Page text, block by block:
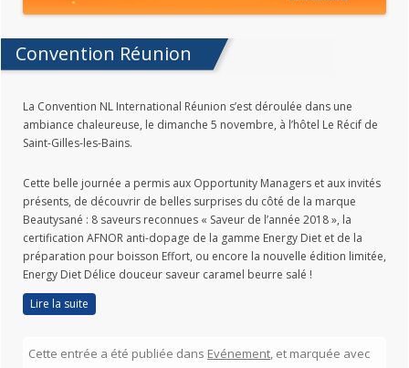
Convention Réunion
La Convention NL International Réunion s’est déroulée dans une
ambiance chaleureuse, le dimanche 5 novembre, à l’hôtel Le Récif de
Saint-Gilles-les-Bains.
Cette belle journée a permis aux Opportunity Managers et aux invités
présents, de découvrir de belles surprises du côté de la marque
Beautysané : 8 saveurs reconnues « Saveur de l’année 2018 », la
certification AFNOR anti-dopage de la gamme Energy Diet et de la
préparation pour boisson Effort, ou encore la nouvelle édition limitée,
Energy Diet Délice douceur saveur caramel beurre salé !
Lire la suite
Cette entrée a été publiée dans Evénement, et marquée avec